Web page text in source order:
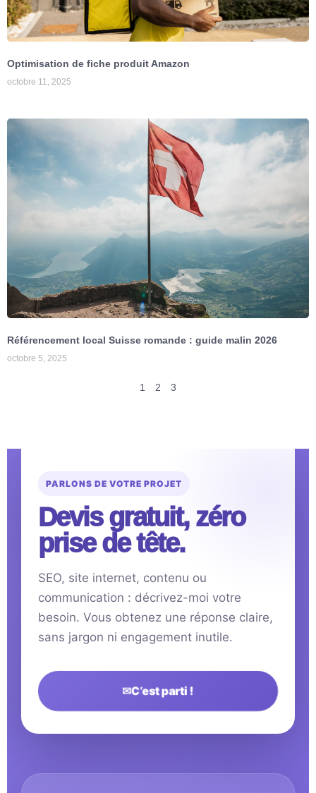
Optimisation de fiche produit Amazon
octobre 11, 2025
Référencement local Suisse romande : guide malin 2026
octobre 5, 2025
1 2 3
PARLONS DE VOTRE PROJET
Devis gratuit, zéro
prise de tête.
SEO, site internet, contenu ou
communication : décrivez-moi votre
besoin. Vous obtenez une réponse claire,
sans jargon ni engagement inutile.
✉C’est parti !